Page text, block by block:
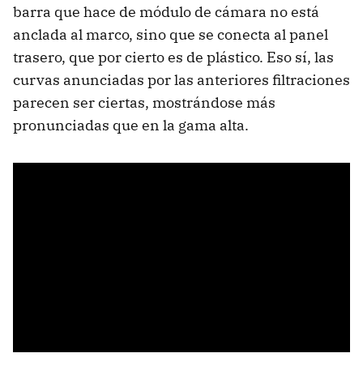
barra que hace de módulo de cámara no está
anclada al marco, sino que se conecta al panel
trasero, que por cierto es de plástico. Eso sí, las
curvas anunciadas por las anteriores filtraciones
parecen ser ciertas, mostrándose más
pronunciadas que en la gama alta.